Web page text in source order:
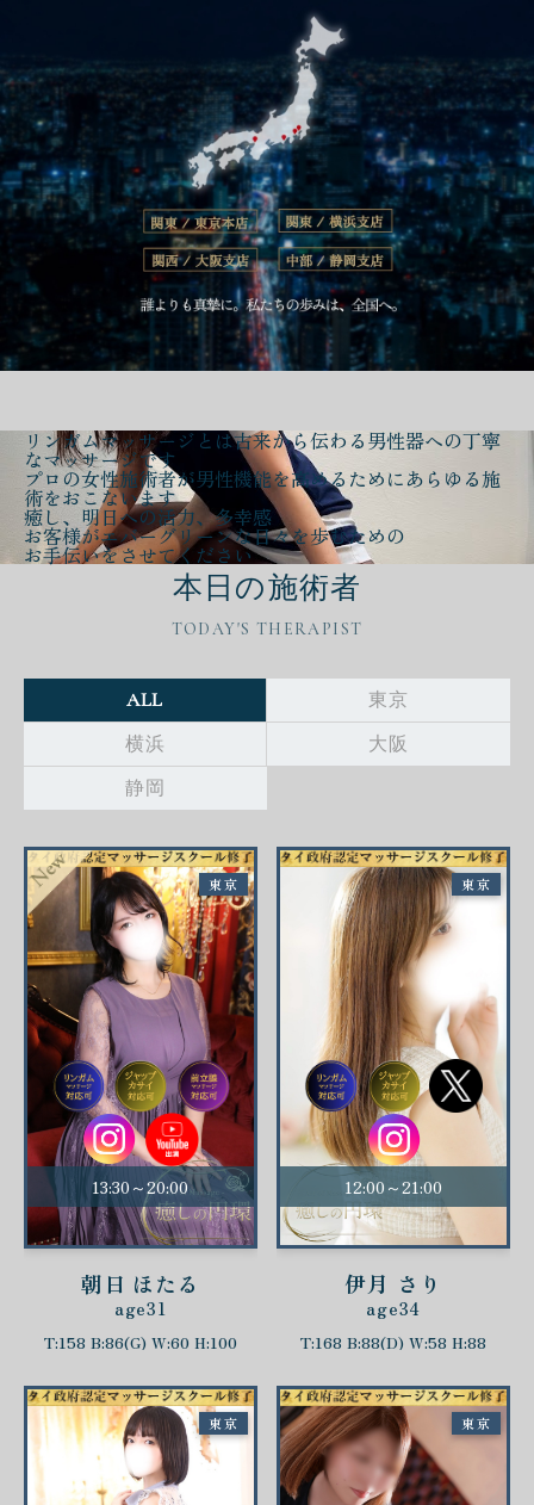
リンガムマッサージとは古来から伝わる男性器への丁寧
なマッサージです
プロの女性施術者が男性機能を高める ためにあらゆる施
術をおこないます
癒し、明日への活力、多幸感
お客様がエバーグリーンな日々を歩むための
お手伝いをさせてください
本日の施術者
TODAY'S THERAPIST
ALL
東京
横浜
大阪
静岡
13:30～20:00
朝日 ほたる
age31
T:158 B:86(G) W:60 H:100
東京
12:00～21:00
伊月 さり
age34
T:168 B:88(D) W:58 H:88
東京
東京 東京